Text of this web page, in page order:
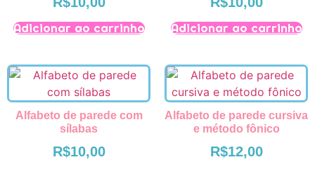
Adicionar ao carrinho
Adicionar ao carrinho
Alfabeto de parede com
sílabas
R$10,00
Alfabeto de parede cursiva
e método fônico
R$12,00